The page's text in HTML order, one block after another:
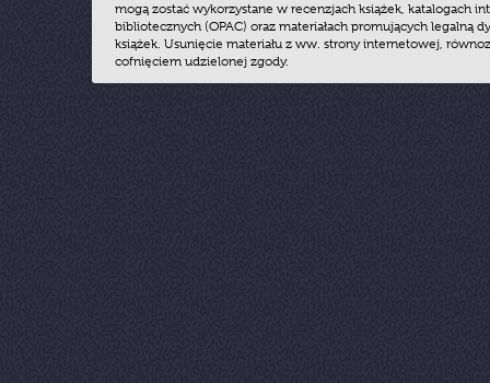
mogą zostać wykorzystane w recenzjach książek, katalogach
bibliotecznych (OPAC) oraz materiałach promujących legalną
książek. Usunięcie materiału z ww. strony internetowej,
cofnięciem udzielonej zgody.